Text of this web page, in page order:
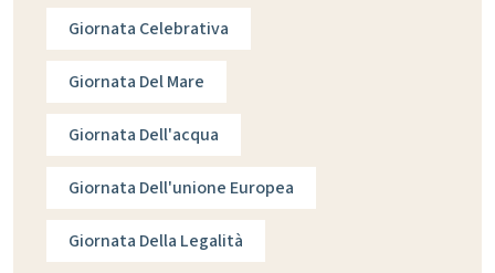
Giornata Celebrativa
Giornata Del Mare
Giornata Dell'acqua
Giornata Dell'unione Europea
Giornata Della Legalità